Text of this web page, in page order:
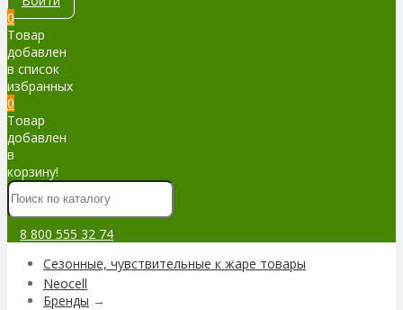
0
Товар
добавлен
в список
избранных
0
Товар
добавлен
в
корзину!
8 800 555 32 74
Сезонные, чувствительные к жаре товары
Neocell
Бренды →